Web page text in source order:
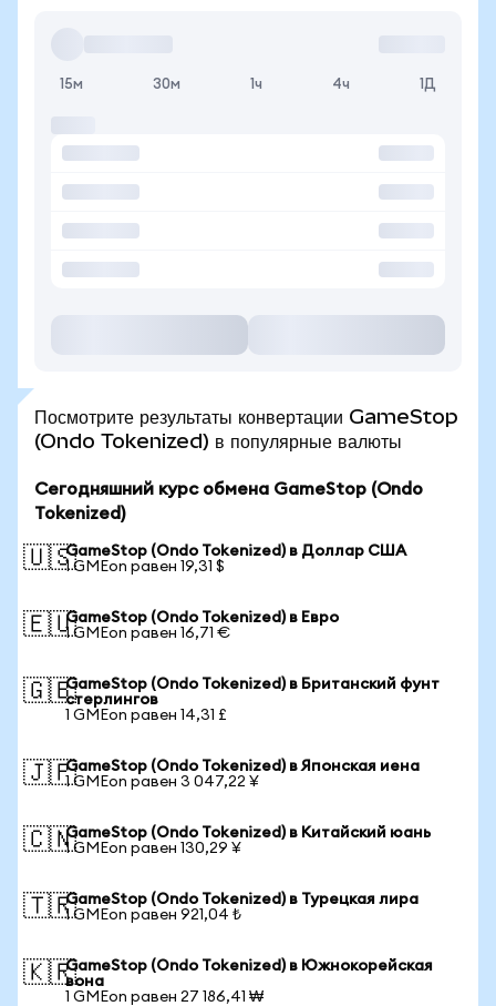
15м 30м 1ч 4ч 1Д
Посмотрите результаты конвертации GameStop
(Ondo Tokenized) в популярные валюты
Сегодняшний курс обмена GameStop (Ondo
Tokenized)
🇺🇸GameStop (Ondo Tokenized) в Доллар США
1 GMEon равен 19,31 $
🇪🇺GameStop (Ondo Tokenized) в Евро
1 GMEon равен 16,71 €
🇬🇧GameStop (Ondo Tokenized) в Британский фунт
стерлингов
1 GMEon равен 14,31 £
🇯🇵GameStop (Ondo Tokenized) в Японская иена
1 GMEon равен 3 047,22 ¥
🇨🇳GameStop (Ondo Tokenized) в Китайский юань
1 GMEon равен 130,29 ¥
🇹🇷GameStop (Ondo Tokenized) в Турецкая лира
1 GMEon равен 921,04 ₺
🇰🇷GameStop (Ondo Tokenized) в Южнокорейская
вона
1 GMEon равен 27 186,41 ₩